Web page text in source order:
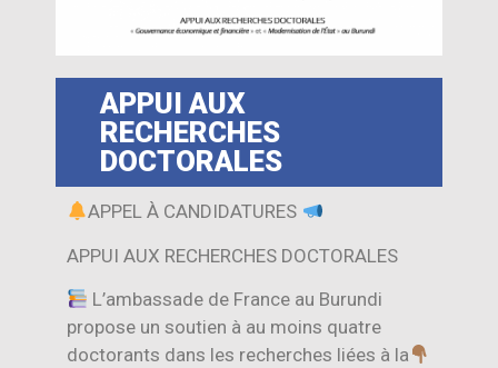
APPUI AUX
RECHERCHES
DOCTORALES
APPEL À CANDIDATURES
APPUI AUX RECHERCHES DOCTORALES
L’ambassade de France au Burundi
propose un soutien à au moins quatre
doctorants dans les recherches liées à la